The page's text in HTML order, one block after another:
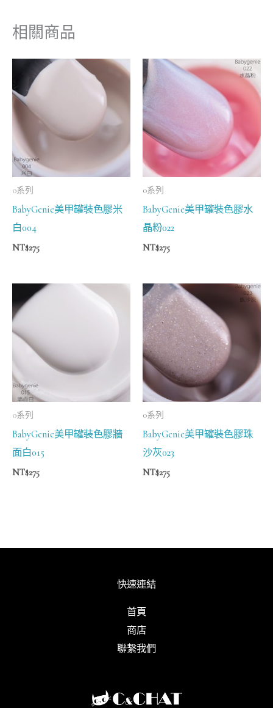
相關商品
0系列
BabyGenie美甲罐裝色膠米
白004
NT$275
0系列
BabyGenie美甲罐裝色膠水
晶粉022
NT$275
0系列
BabyGenie美甲罐裝色膠牆
面白015
NT$275
0系列
BabyGenie美甲罐裝色膠珠
沙灰023
NT$275
快速連結
首頁
商店
聯繫我們